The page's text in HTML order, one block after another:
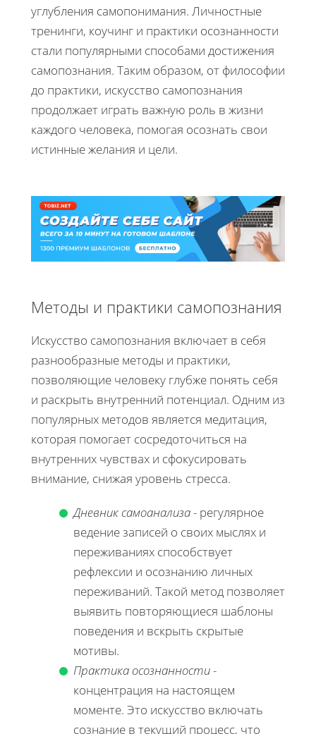
углубления самопонимания. Личностные
тренинги, коучинг и практики осознанности
стали популярными способами достижения
самопознания. Таким образом, от философии
до практики, искусство самопознания
продолжает играть важную роль в жизни
каждого человека, помогая осознать свои
истинные желания и цели.
Методы и практики самопознания
Искусство самопознания включает в себя
разнообразные методы и практики,
позволяющие человеку глубже понять себя
и раскрыть внутренний потенциал. Одним из
популярных методов является медитация,
которая помогает сосредоточиться на
внутренних чувствах и сфокусировать
внимание, снижая уровень стресса.
Дневник самоанализа- регулярное
ведение записей о своих мыслях и
переживаниях способствует
рефлексии и осознанию личных
переживаний. Такой метод позволяет
выявить повторяющиеся шаблоны
поведения и вскрыть скрытые
мотивы.
Практика осознанности-
концентрация на настоящем
моменте. Это искусство включать
сознание в текущий процесс, что